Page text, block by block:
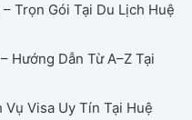
Trọn Gói Tại Du Lịch Huệ
Hướng Dẫn Từ A–Z Tại
Visa Uy Tín Tại Huệ